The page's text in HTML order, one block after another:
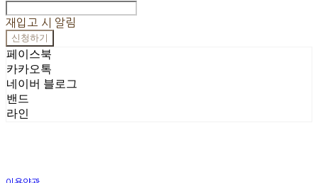
재입고 시 알림
신청하기
페이스북
카카오톡
네이버 블로그
밴드
라인